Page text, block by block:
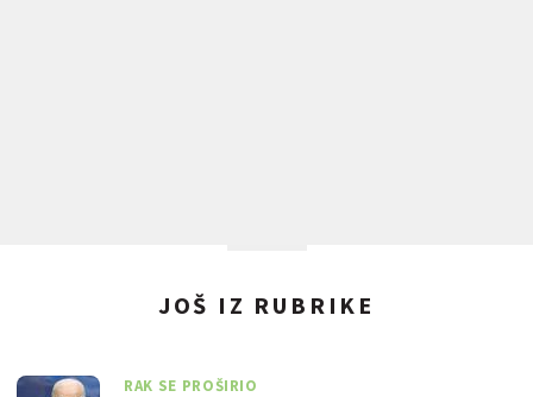
JOŠ IZ RUBRIKE
RAK SE PROŠIRIO